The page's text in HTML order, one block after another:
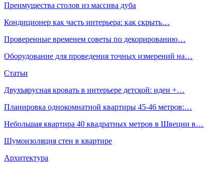
Преимущества столов из массива дуба
Кондиционер как часть интерьера: как скрыть…
Проверенные временем советы по декорированию…
Оборудование для проведения точных измерений на…
Статьи
Двухъярусная кровать в интерьере детской: идеи +…
Планировка однокомнатной квартиры 45-46 метров:…
Небольшая квартира 40 квадратных метров в Швеции в…
Шумоизоляция стен в квартире
Архитектура